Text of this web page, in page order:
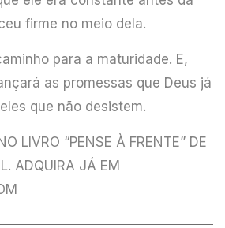
firme no meio dela.
para a maturidade. E,
as promessas que Deus já
que não desistem.
LIVRO “PENSE À FRENTE” DE
ADQUIRA JÁ EM